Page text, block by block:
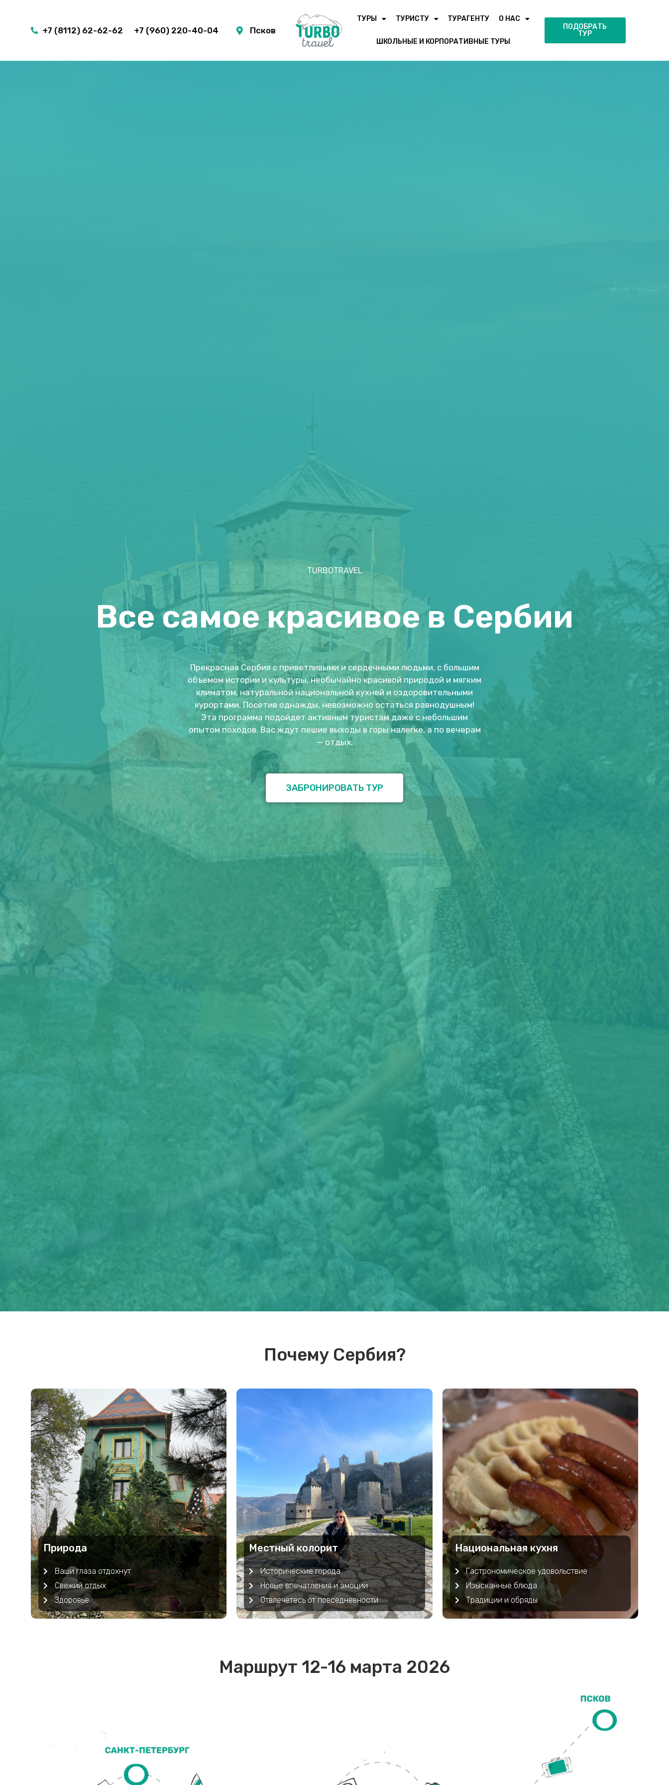
+7 (8112) 62-62-62 +7 (960) 220-40-04 Псков
ТУРЫ ТУРИСТУ ТУРАГЕНТУ О НАС
ШКОЛЬНЫЕ И КОРПОРАТИВНЫЕ ТУРЫ
ПОДОБРАТЬ
ТУР
TURBOTRAVEL
Все самое красивое в Сербии
Прекрасная Сербия с приветливыми и сердечными людьми, с большим
объемом истории и культуры, необычайно красивой природой и мягким
климатом, натуральной национальной кухней и оздоровительными
курортами. Посетив однажды, невозможно остаться равнодушным!
Эта программа подойдет активным туристам даже с небольшим
опытом походов. Вас ждут пешие выходы в горы налегке, а по вечерам
— отдых.
ЗАБРОНИРОВАТЬ ТУР
Почему Сербия?
Природа
Ваши глаза отдохнут
Свежий отдых
Здоровье
Местный колорит
Исторические города
Новые впечатления и эмоции
Отвлечетесь от повседневности
Национальная кухня
Гастрономическое удовольствие
Изысканные блюда
Традиции и обряды
Маршрут 12-16 марта 2026